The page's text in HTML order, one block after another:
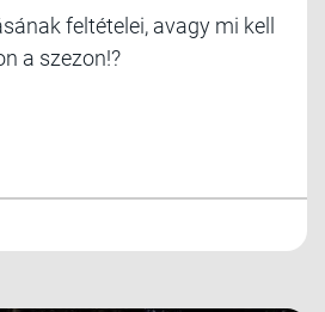
feltételei, avagy mi kell
a szezon!?